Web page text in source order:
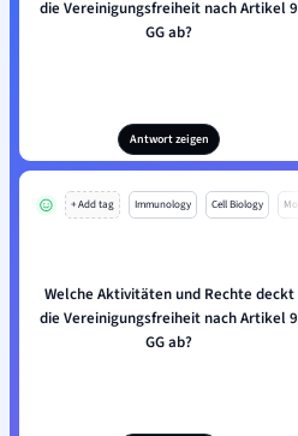
die Vereinigungsfreiheit nach Artikel 9
GG ab?
Antwort zeigen
+ Add tag Immunology Cell Biology Mo
Welche Aktivitäten und Rechte deckt
die Vereinigungsfreiheit nach Artikel 9
GG ab?